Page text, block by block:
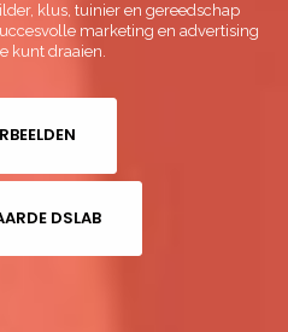
klus, tuinier en gereedschap
marketing en advertising
kunt draaien.
DSLAB